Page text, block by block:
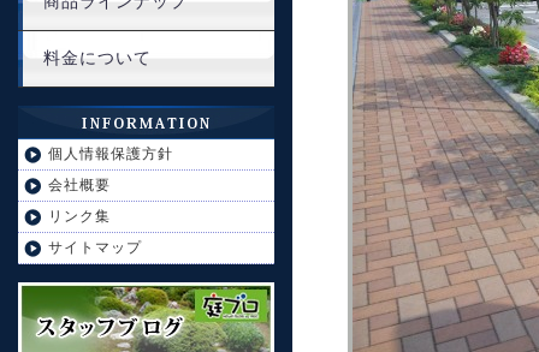
料金について
個人情報保護方針
会社概要
リンク集
サイトマップ